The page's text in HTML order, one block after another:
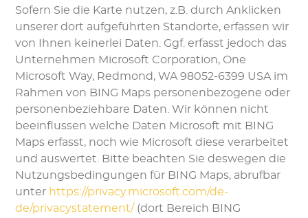
Sofern Sie die Karte nutzen, z.B. durch Anklicken
unserer dort aufgeführten Standorte, erfassen wir
von Ihnen keinerlei Daten. Ggf. erfasst jedoch das
Unternehmen Microsoft Corporation, One
Microsoft Way, Redmond, WA 98052-6399 USA im
Rahmen von BING Maps personenbezogene oder
personenbeziehbare Daten. Wir können nicht
beeinflussen welche Daten Microsoft mit BING
Maps erfasst, noch wie Microsoft diese verarbeitet
und auswertet. Bitte beachten Sie deswegen die
Nutzungsbedingungen für BING Maps, abrufbar
unter https://privacy.microsoft.com/de-
de/privacystatement/(dort Bereich BING